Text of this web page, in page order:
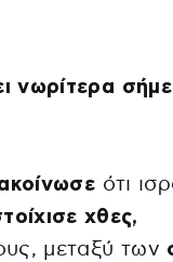
νωρίτερα
ότι
χθες,
μεταξύ των